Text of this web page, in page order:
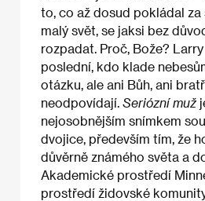
to, co až dosud pokládal za
malý svět, se jaksi bez
rozpadat. Proč, Bože?
poslední, kdo klade
otázku, ale ani Bůh, ani
neodpovídají. Seriózní muž
nejosobnějším snímkem
dvojice, především tím, že
důvěrně známého světa a
Akademické prostředí
prostředí židovské